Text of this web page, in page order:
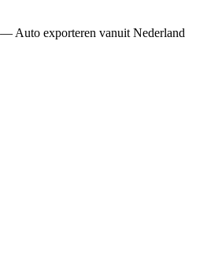
— Auto exporteren vanuit Nederland